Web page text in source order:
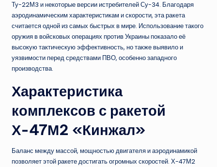
Ту-22М3 и некоторые версии истребителей Су-34. Благодаря
аэродинамическим характеристикам и скорости, эта ракета
считается одной из самых быстрых в мире. Использование такого
оружия в войсковых операциях против Украины показало её
высокую тактическую эффективность, но также выявило и
уязвимости перед средствами ПВО, особенно западного
производства.
Характеристика
комплексов с ракетой
Х-47М2 «Кинжал»
Баланс между массой, мощностью двигателя и аэродинамикой
позволяет этой ракете достигать огромных скоростей. Х-47М2